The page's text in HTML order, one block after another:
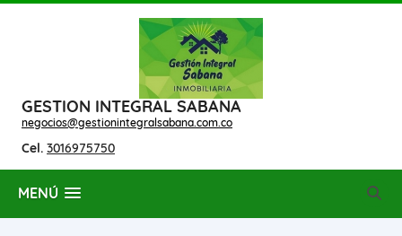
GESTION INTEGRAL SABANA
negocios@gestionintegralsabana.com.co
Cel. 3016975750
MENÚ